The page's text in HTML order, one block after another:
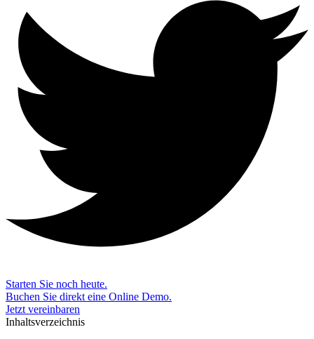
Starten Sie noch heute.
Buchen Sie direkt eine Online Demo.
Jetzt vereinbaren
Inhaltsverzeichnis